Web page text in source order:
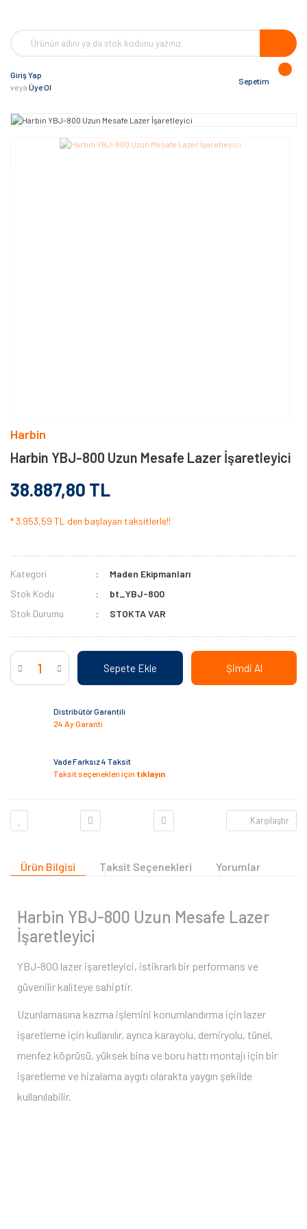
Giriş Yap
veya Üye Ol
Sepetim
Harbin
Harbin YBJ-800 Uzun Mesafe Lazer İşaretleyici
38.887,80 TL
* 3.953,59 TL den başlayan taksitlerle!!
Kategori
Maden Ekipmanları
Stok Kodu
bt_YBJ-800
Stok Durumu
STOKTA VAR
Sepete Ekle Şimdi Al
Distribütör Garantili
24 Ay Garanti
Vade Farksız 4 Taksit
Taksit seçenekleri için tıklayın
Karşılaştır
Ürün Bilgisi Taksit Seçenekleri Yorumlar
Harbin YBJ-800 Uzun Mesafe Lazer
İşaretleyici
YBJ-800 lazer işaretleyici, istikrarlı bir performans ve
güvenilir kaliteye sahiptir.
Uzunlamasına kazma işlemini konumlandırma için lazer
işaretleme için kullanılır, ayrıca karayolu, demiryolu, tünel,
menfez köprüsü, yüksek bina ve boru hattı montajı için bir
işaretleme ve hizalama aygıtı olarakta yaygın şekilde
kullanılabilir.